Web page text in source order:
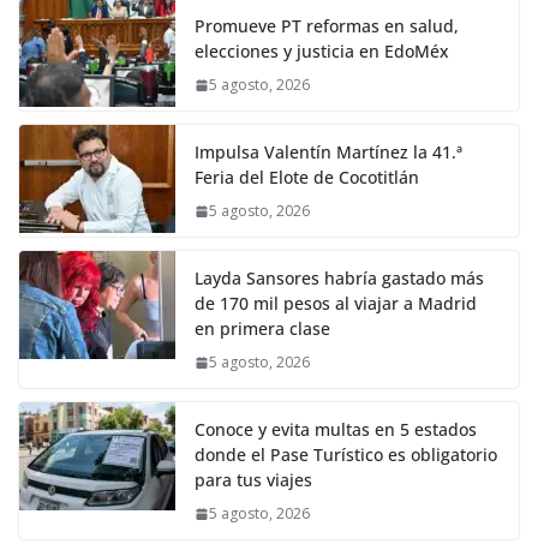
Promueve PT reformas en salud,
elecciones y justicia en EdoMéx
5 agosto, 2026
Impulsa Valentín Martínez la 41.ª
Feria del Elote de Cocotitlán
5 agosto, 2026
Layda Sansores habría gastado más
de 170 mil pesos al viajar a Madrid
en primera clase
5 agosto, 2026
Conoce y evita multas en 5 estados
donde el Pase Turístico es obligatorio
para tus viajes
5 agosto, 2026